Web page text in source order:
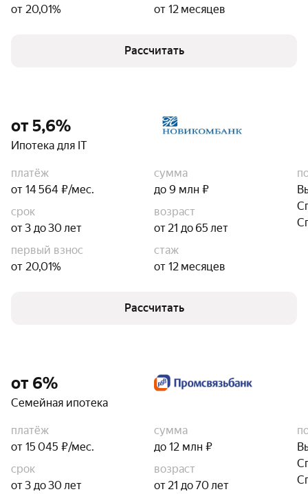
от 20,01%
от 12 месяцев
Рассчитать
от 5,6%
Ипотека для IT
платёж
от 14 564 ₽/мес.
сумма
до 9 млн ₽
срок
от 3 до 30 лет
возраст
от 21 до 65 лет
первый взнос
от 20,01%
стаж
от 12 месяцев
Рассчитать
от 6%
Семейная ипотека
платёж
от 15 045 ₽/мес.
сумма
до 12 млн ₽
срок
от 3 до 30 лет
возраст
от 21 до 70 лет